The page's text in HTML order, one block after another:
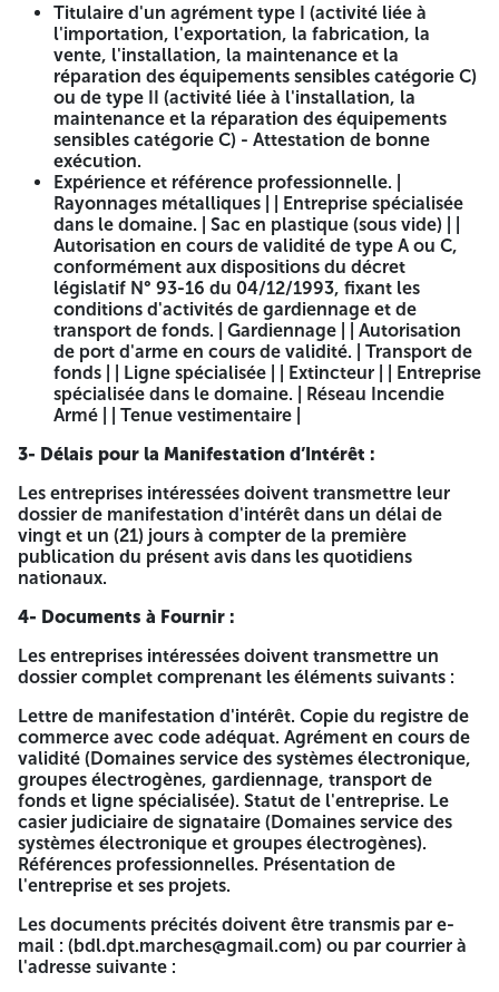
APPEL A MANIFESTATION D'INTERET
BDL/ N° 04/2026
1- Objet de l'appel :
La Banque de Développement Local (BDL) lance un appel
national à manifestation d'intérêt en vue de la présélection
d'entreprises algériennes spécialisées dans les domaines
des systèmes électroniques de sécurité, groupe
électrogène, rayonnages métalliques, sac en plastique
(sous vide), gardiennage, transport de fonds, linge
spécialisée, extincteur, réseau incendie armé et tenue
vestimentaire.
L'objectif de cet appel est de recueillir les manifestations
d'intérêt des entreprises qualifiées, disposant de
compétences avérées, afin d'évaluer leurs capacités et
d'effectuer une présélection en vue d'une consultation
restreinte ultérieure.
Les domaines concernés par le présent appel à
manifestation d'intérêt :
Service des systèmes électroniques de sécurité.
Groupes électrogènes.
Rayonnages métalliques.
Sac en plastique (sous vide).
Gardiennage.
Transport de fonds.
Extincteur.
Réseau Incendie Armé.
2- Exigences requises :
| Service des systèmes électroniques de sécurité | |
Experiénce dans le domaine des installations et
maintenance des systèmes électroniques de sécurité.
Titulaire d'un agrément type I (activité liée à
l'importation, l'exportation, la fabrication, la vente,
l'installation, la maintenance et la réparation des
équipements sensibles catégorie C) ou de type II
(activité liée à l'installation, la maintenance et la
réparation des équipements sensibles catégorie C) -
Titulaire d'un agrément type I (activité liée à
l'importation, l'exportation, la fabrication, la
vente, l'installation, la maintenance et la
réparation des équipements sensibles catégorie C)
ou de type II (activité liée à l'installation, la
maintenance et la réparation des équipements
sensibles catégorie C) - Attestation de bonne
exécution.
Expérience et référence professionnelle. |
Rayonnages métalliques | | Entreprise spécialisée
dans le domaine. | Sac en plastique (sous vide) | |
Autorisation en cours de validité de type A ou C,
conformément aux dispositions du décret
législatif N° 93-16 du 04/12/1993, fixant les
conditions d'activités de gardiennage et de
transport de fonds. | Gardiennage | | Autorisation
de port d'arme en cours de validité. | Transport de
fonds | | Ligne spécialisée | | Extincteur | | Entreprise
spécialisée dans le domaine. | Réseau Incendie
Armé | | Tenue vestimentaire |
3- Délais pour la Manifestation d’Intérêt :
Les entreprises intéressées doivent transmettre leur
dossier de manifestation d'intérêt dans un délai de
vingt et un (21) jours à compter de la première
publication du présent avis dans les quotidiens
nationaux.
4- Documents à Fournir :
Les entreprises intéressées doivent transmettre un
dossier complet comprenant les éléments suivants :
Lettre de manifestation d'intérêt. Copie du registre de
commerce avec code adéquat. Agrément en cours de
validité (Domaines service des systèmes électronique,
groupes électrogènes, gardiennage, transport de
fonds et ligne spécialisée). Statut de l'entreprise. Le
casier judiciaire de signataire (Domaines service des
systèmes électronique et groupes électrogènes).
Références professionnelles. Présentation de
l'entreprise et ses projets.
Les documents précités doivent être transmis par e-
mail : (bdl.dpt.marches@gmail.com) ou par courrier à
l'adresse suivante :